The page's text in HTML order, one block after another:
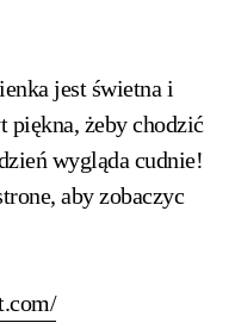
jest świetna i
piękna, żeby chodzić
wygląda cudnie!
aby zobaczyc